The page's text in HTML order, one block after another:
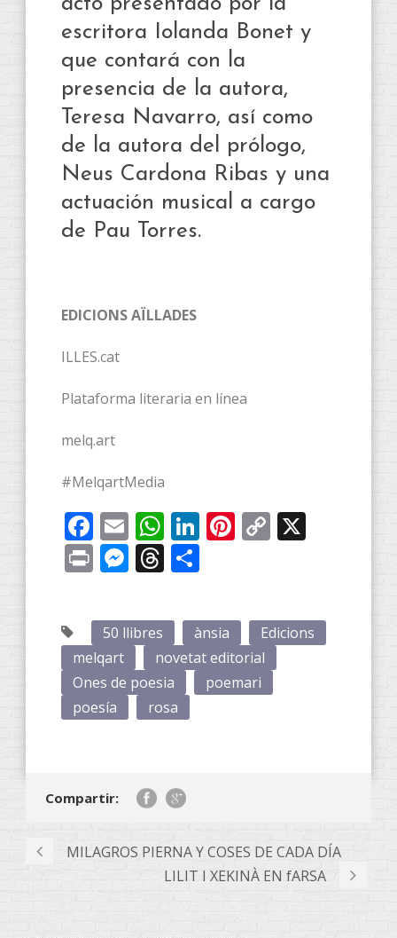
escritora Iolanda Bonet y
que contará con la
presencia de la autora,
Teresa Navarro, así como
de la autora del prólogo,
Neus Cardona Ribas y una
actuación musical a cargo
de Pau Torres.
EDICIONS AÏLLADES
ILLES.cat
Plataforma literaria en línea
melq.art
#MelqartMedia
Facebook
EmailWhatsApp
LinkedIn
Pinterest
Copy
PrintMessenger
Threads
50 llibres ànsia
Edicions
melqart
novetat editorial
Ones de poesia
poemari
poesía
rosa
Compartir:
MILAGROS PIERNA Y COSES DE CADA DÍA
LILIT I XEKINÀ EN fARSA